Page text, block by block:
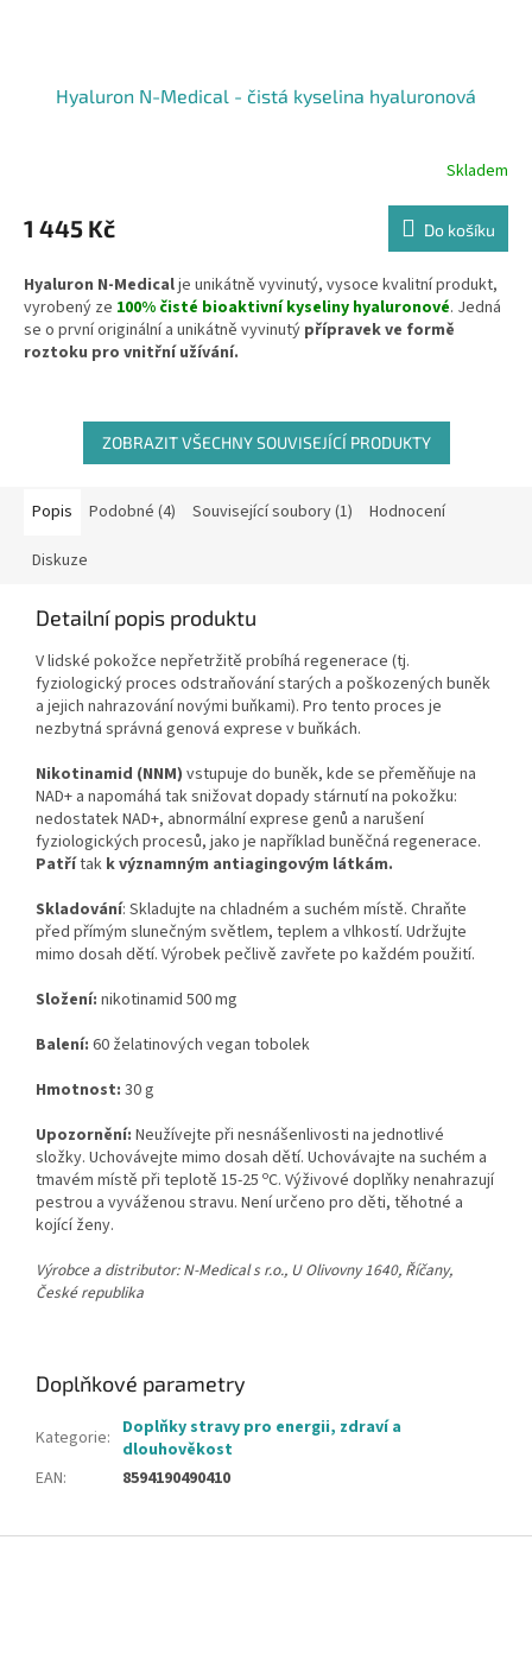
Hyaluron N-Medical - čistá kyselina hyaluronová
produktu
je
z
5
hvězdiček.
Skladem
1 445 Kč Do košíku
Hyaluron N-Medicalje unikátně vyvinutý, vysoce kvalitní produkt,
vyrobený ze 100% čisté bioaktivní kyseliny hyaluronové. Jedná
se o první originální a unikátně vyvinutý přípravek ve formě
roztoku pro vnitřní užívání.
kyseliny hyaluronovéo různých molekulových hmotnostech, což
zajišťuje maximální vstřebatelnost a účinek. Hyaluron N-
Medical hydratuje pokožku, tkáně a celý organismus směrem
prospěšný při komplikovaných problémech.
Obsah balení: 100 ml - Doplněk stravy
nebo zeleninové šťávy a vypijte nejlépe během jednoho z hlavních
jídel. Na míchání v nápoji nepoužívejte pipetu! Nemíchejte Hyaluron
N-Medical s alkoholem nebo horkými nápoji.
1. měsíc … 39 kapek (3 ml) 1× denně
2. měsíc … 26 kapek (2 ml) 1× denně
3. měsíc … 13 kapek (1 ml) 1× denně
ZOBRAZIT VŠECHNY SOUVISEJÍCÍ PRODUKTY
Popis Podobné (4) Související soubory (1) Hodnocení
Diskuze
Detailní popis produktu
V lidské pokožce nepřetržitě probíhá regenerace (tj.
fyziologický proces odstraňování starých a poškozených buněk
a jejich nahrazování novými buňkami). Pro tento proces je
nezbytná správná genová exprese v buňkách.
Nikotinamid (NNM) vstupuje do buněk, kde se přeměňuje na
NAD+ a napomáhá tak snižovat dopady stárnutí na pokožku:
nedostatek NAD+, abnormální exprese genů a narušení
fyziologických procesů, jako je například buněčná regenerace.
Patřítak k významným antiagingovým látkám.
Skladování: Skladujte na chladném a suchém místě. Chraňte
před přímým slunečným světlem, teplem a vlhkostí. Udržujte
mimo dosah dětí. Výrobek pečlivě zavřete po každém použití.
Složení: nikotinamid 500 mg
Balení: 60 želatinových vegan tobolek
Hmotnost: 30 g
Upozornění: Neužívejte při nesnášenlivosti na jednotlivé
složky. Uchovávejte mimo dosah dětí. Uchovávajte na suchém a
tmavém místě při teplotě 15-25 oC. Výživové doplňky nenahrazují
pestrou a vyváženou stravu. Není určeno pro děti, těhotné a
kojící ženy.
Výrobce a distributor: N-Medical s r.o., U Olivovny 1640, Říčany,
České republika
Doplňkové parametry
Kategorie: Doplňky stravy pro energii, zdraví a
dlouhověkost
EAN: 8594190490410